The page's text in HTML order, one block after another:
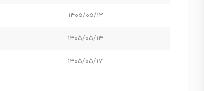
۱۴۰۵/۰۵/۱۲
۱۴۰۵/۰۵/۱۴
۱۴۰۵/۰۵/۱۷